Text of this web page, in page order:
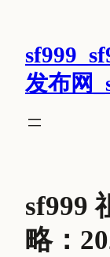
发布网
sf999
略：